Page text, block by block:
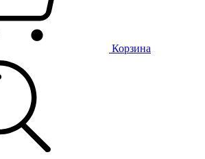
Корзина